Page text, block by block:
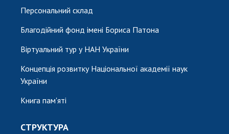
Персональний склад
Благодійний фонд імені Бориса Патона
Віртуальний тур у НАН України
Концепція розвитку Національної академії наук
України
Книга пам'яті
СТРУКТУРА